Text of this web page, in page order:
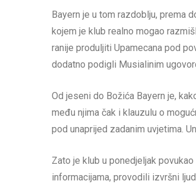
Bayern je u tom razdoblju, prema
kojem je klub realno mogao
ranije produljiti Upamecana pod
dodatno podigli Musialinim
Od jeseni do Božića Bayern je,
među njima čak i klauzulu o
pod unaprijed zadanim uvjetima.
Zato je klub u ponedjeljak
informacijama, provodili izvršni